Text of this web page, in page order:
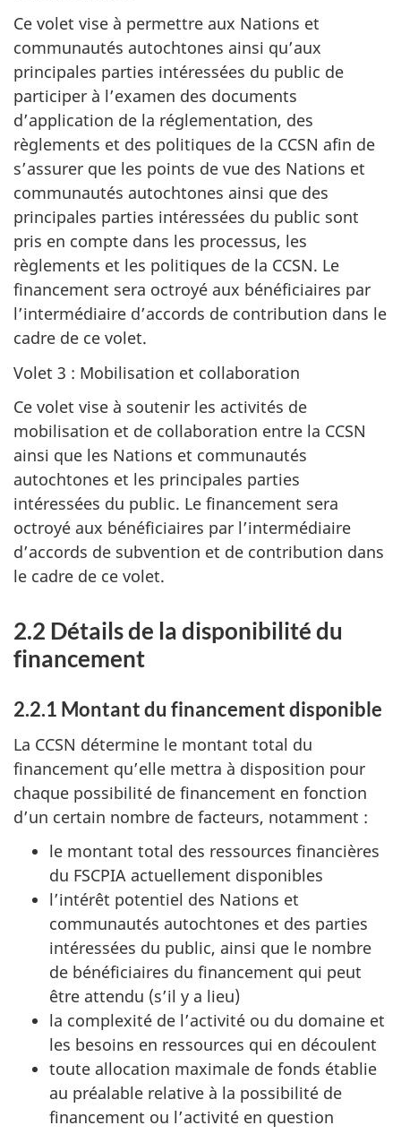
Ce volet vise à permettre aux Nations et
communautés autochtones ainsi qu’aux
principales parties intéressées du public de
participer à l’examen des documents
d’application de la réglementation, des
règlements et des politiques de la CCSN afin de
s’assurer que les points de vue des Nations et
communautés autochtones ainsi que des
principales parties intéressées du public sont
pris en compte dans les processus, les
règlements et les politiques de la CCSN. Le
financement sera octroyé aux bénéficiaires par
l’intermédiaire d’accords de contribution dans le
cadre de ce volet.
Volet 3 : Mobilisation et collaboration
Ce volet vise à soutenir les activités de
mobilisation et de collaboration entre la CCSN
ainsi que les Nations et communautés
autochtones et les principales parties
intéressées du public. Le financement sera
octroyé aux bénéficiaires par l’intermédiaire
d’accords de subvention et de contribution dans
le cadre de ce volet.
2.2 Détails de la disponibilité du
financement
2.2.1 Montant du financement disponible
La CCSN détermine le montant total du
financement qu’elle mettra à disposition pour
chaque possibilité de financement en fonction
d’un certain nombre de facteurs, notamment :
le montant total des ressources financières
du FSCPIA actuellement disponibles
l’intérêt potentiel des Nations et
communautés autochtones et des parties
intéressées du public, ainsi que le nombre
de bénéficiaires du financement qui peut
être attendu (s’il y a lieu)
la complexité de l’activité ou du domaine et
les besoins en ressources qui en découlent
toute allocation maximale de fonds établie
au préalable relative à la possibilité de
financement ou l’activité en question